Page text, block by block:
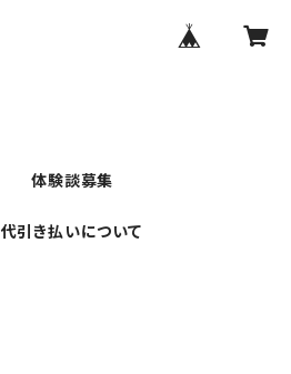
体験談募集
代引き払いについて